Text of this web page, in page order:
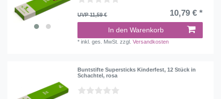
UVP 11,59 € 10,79 € *
In den Warenkorb
*inkl. ges. MwSt. zzgl.Versandkosten
Buntstifte Supersticks Kinderfest, 12 Stück in
Schachtel, rosa